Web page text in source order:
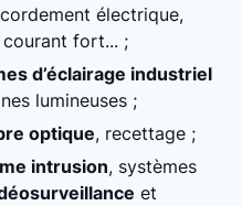
électrique,
fort... ;
d’éclairage industriel
lumineuses ;
optique, recettage ;
intrusion, systèmes
et